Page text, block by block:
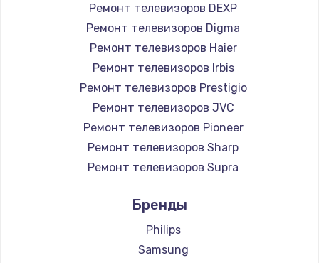
Замена микросхемы NFC
1100 руб.
Заказать
Замена шим-контроллера
3900 руб.
Заказать
1030 руб.
Заказать
Ремонт телевизоров DEXP
Ремонт телевизоров Digma
Ремонт телевизоров Haier
Ремонт телевизоров Irbis
Ремонт телевизоров Prestigio
Ремонт телевизоров JVC
Ремонт телевизоров Pioneer
Ремонт телевизоров Sharp
Ремонт телевизоров Supra
Ремонт телевизоров Hisense
Ремонт телевизоров Daewoo
Ремонт телевизоров Centek
Бренды
Philips
Samsung